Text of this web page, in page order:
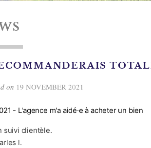
on 19 NOVEMBER 2021
- L'agence m'a aidé·e à acheter un bien
suivi clientèle.
l.